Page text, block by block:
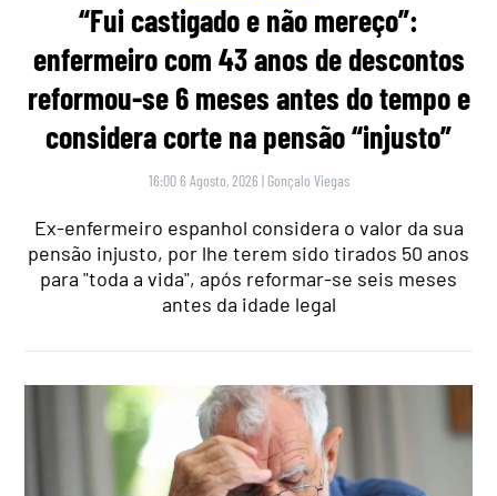
“Fui castigado e não mereço”:
enfermeiro com 43 anos de descontos
reformou-se 6 meses antes do tempo e
considera corte na pensão “injusto”
16:00 6 Agosto, 2026 | Gonçalo Viegas
Ex-enfermeiro espanhol considera o valor da sua
pensão injusto, por lhe terem sido tirados 50 anos
para "toda a vida", após reformar-se seis meses
antes da idade legal